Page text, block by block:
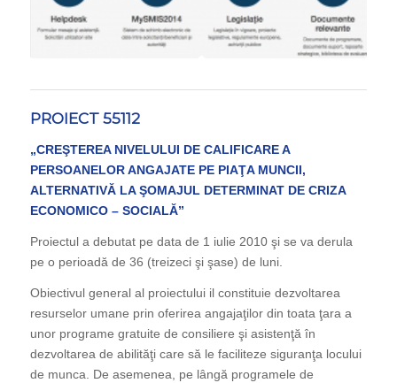
PROIECT 55112
„CREŞTEREA NIVELULUI DE CALIFICARE A
PERSOANELOR ANGAJATE PE PIAŢA MUNCII,
ALTERNATIVĂ LA ŞOMAJUL DETERMINAT DE CRIZA
ECONOMICO – SOCIALĂ”
Proiectul a debutat pe data de 1 iulie 2010 şi se va derula
pe o perioadă de 36 (treizeci şi şase) de luni.
Obiectivul general al proiectului il constituie dezvoltarea
resurselor umane prin oferirea angajaţilor din toata ţara a
unor programe gratuite de consiliere şi asistenţă în
dezvoltarea de abilităţi care să le faciliteze siguranţa locului
de munca. De asemenea, pe lângă programele de